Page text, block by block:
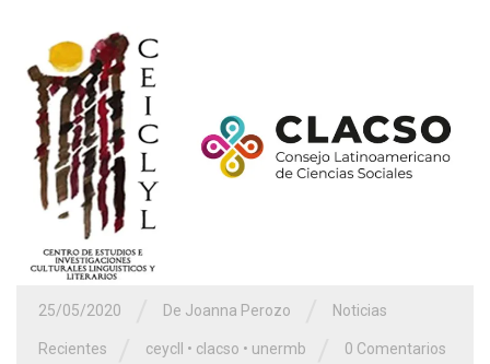
25/05/2020 De Joanna Perozo Noticias
Recientes ceycll • clacso • unermb 0 Comentarios